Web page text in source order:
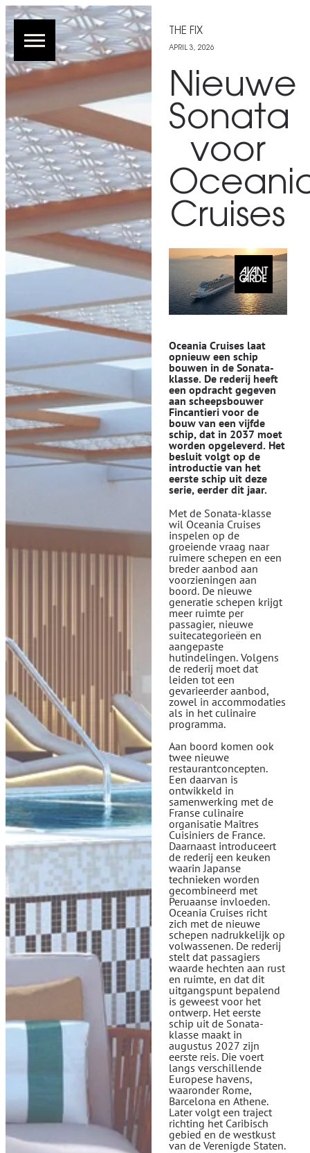
THE FIX
APRIL 3, 2026
Nieuwe
Sonata
voor
Cruises
Oceania Cruises laat
opnieuw een schip
bouwen in de Sonata-
klasse. De rederij heeft
een opdracht gegeven
aan scheepsbouwer
Fincantierivoor de
bouw van een vijfde
schip, dat in 2037 moet
worden opgeleverd. Het
besluit volgt op de
introductie van het
eerste schip uit deze
serie, eerder dit jaar.
Met de Sonata-klasse
wil Oceania Cruises
inspelen op de
groeiende vraag naar
ruimere schepen en een
breder aanbod aan
voorzieningen aan
boord. De nieuwe
generatie schepen krijgt
meer ruimte per
passagier, nieuwe
suitecategorieën en
aangepaste
hutindelingen. Volgens
de rederij moet dat
leiden tot een
gevarieerder aanbod,
zowel in accommodaties
als in het culinaire
programma.
Aan boord komen ook
twee nieuwe
restaurantconcepten.
Een daarvan is
ontwikkeld in
samenwerking met de
Franse culinaire
organisatie Maîtres
Cuisiniers de France.
Daarnaast introduceert
de rederij een keuken
waarin Japanse
technieken worden
gecombineerd met
Peruaanse invloeden.
Oceania Cruises richt
zich met de nieuwe
schepen nadrukkelijk op
volwassenen. De rederij
stelt dat passagiers
waarde hechten aan rust
en ruimte, en dat dit
uitgangspunt bepalend
is geweest voor het
ontwerp. Het eerste
schip uit de Sonata-
klasse maakt in
augustus 2027 zijn
eerste reis. Die voert
langs verschillende
Europese havens,
waaronder Rome,
Barcelona en Athene.
Later volgt een traject
richting het Caribisch
gebied en de westkust
van de Verenigde Staten.